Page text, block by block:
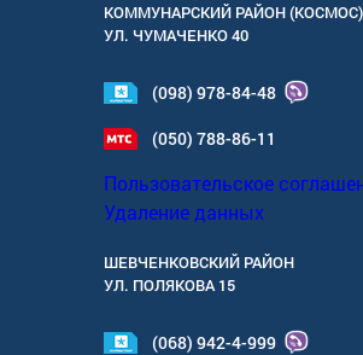
КОММУНАРСКИЙ РАЙОН (КОСМОС)
УЛ. ЧУМАЧЕНКО 40
(098) 978-84-48
(050) 788-86-11
Пользовательское
Удаление данных
ШЕВЧЕНКОВСКИЙ РАЙОН
УЛ. ПОЛЯКОВА 15
(068) 942-4-999